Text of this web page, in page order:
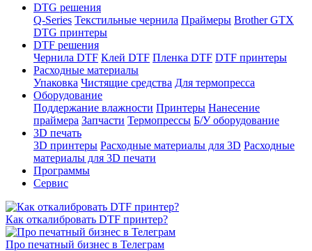
DTG решения
Q-Series Текстильные чернила Праймеры Brother GTX
DTG принтеры
DTF решения
Чернила DTF Клей DTF Пленка DTF DTF принтеры
Расходные материалы
Упаковка Чистящие средства Для термопресса
Оборудование
Поддержание влажности Принтеры Нанесение
праймера Запчасти Термопрессы Б/У оборудование
3D печать
3D принтеры Расходные материалы для 3D Расходные
материалы для 3D печати
Программы
Сервис
Как откалибровать DTF принтер?
Про печатный бизнес в Телеграм